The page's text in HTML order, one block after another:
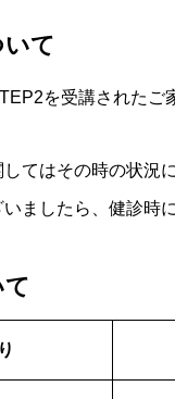
て
を受講された
てはその時の状況
ましたら、健診時